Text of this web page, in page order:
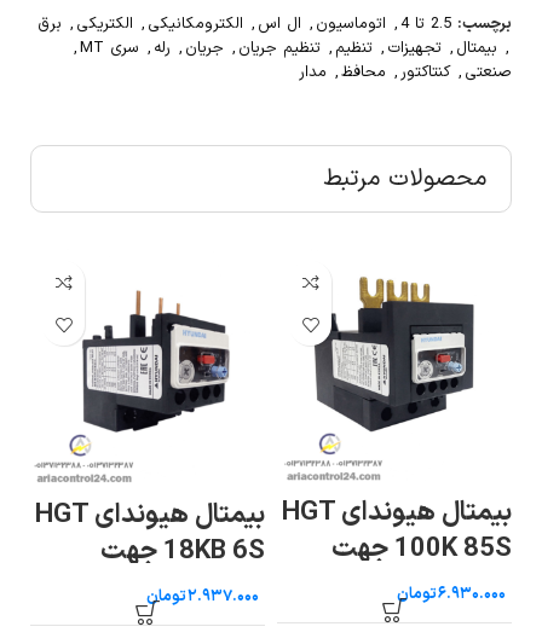
برچسب: 2.5 تا 4 , اتوماسیون , ال اس , الکترومکانیکی , الکتریکی , برق
, بیمتال , تجهیزات , تنظیم , تنظیم جریان , جریان , رله , سری MT
,
صنعتی , کنتاکتور, محافظ, مدار
محصولات مرتبط
بیمتال هیوندای HGT
100K 85S جهت
آمپر
تومان
بیمتال هیوندای HGT
18KB 6S جهت
کنتاکتور ۹ تا ۲۲ آمپرتومان